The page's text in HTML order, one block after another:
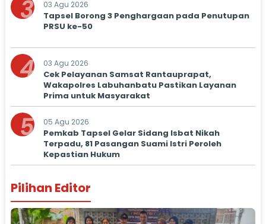
3 03 Agu 2026
Tapsel Borong 3 Penghargaan pada Penutupan
PRSU ke-50
4 03 Agu 2026
Cek Pelayanan Samsat Rantauprapat,
Wakapolres Labuhanbatu Pastikan Layanan
Prima untuk Masyarakat
5 05 Agu 2026
Pemkab Tapsel Gelar Sidang Isbat Nikah
Terpadu, 81 Pasangan Suami Istri Peroleh
Kepastian Hukum
Pilihan Editor